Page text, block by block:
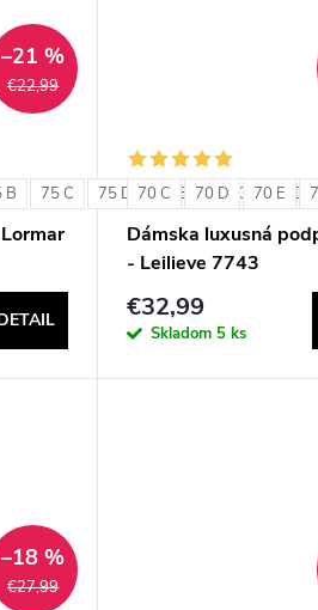
€22,99
–21 %
B 75 C 75 D 80 B 80 C 80 D
70 C 70 D 70 E
Dámska luxusná
- Leilieve 7743
€32,99
Skladom 5 ks
€27,99
–18 %